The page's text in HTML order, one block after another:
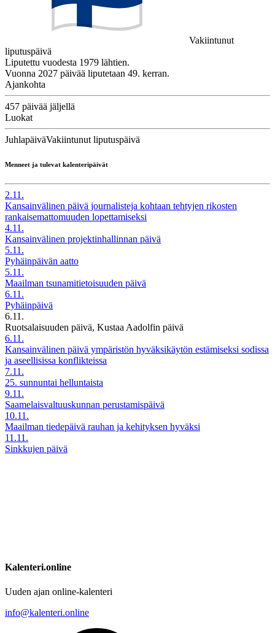
Vakiintunut
liputuspäivä
Liputettu vuodesta 1979 lähtien.
Vuonna 2027 päivää liputetaan 49. kerran.
Ajankohta
457 päivää jäljellä
Luokat
JuhlapäiväVakiintunut liputuspäivä
Menneet ja tulevat kalenteripäivät
2.11.
Kansainvälinen päivä journalisteja kohtaan tehtyjen rikosten
rankaisemattomuuden lopettamiseksi
4.11.
Kansainvälinen projektinhallinnan päivä
5.11.
Pyhäinpäivän aatto
5.11.
Maailman tsunamitietoisuuden päivä
6.11.
Pyhäinpäivä
6.11.
Ruotsalaisuuden päivä, Kustaa Aadolfin päivä
6.11.
Kansainvälinen päivä ympäristön hyväksikäytön estämiseksi sodissa
ja aseellisissa konflikteissa
7.11.
25. sunnuntai helluntaista
9.11.
Saamelaisvaltuuskunnan perustamispäivä
10.11.
Maailman tiedepäivä rauhan ja kehityksen hyväksi
11.11.
Sinkkujen päivä
Kalenteri.online
Uuden ajan online-kalenteri
info@kalenteri.online